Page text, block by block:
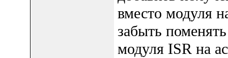
вместо модуля
забыть
модуля ISR на